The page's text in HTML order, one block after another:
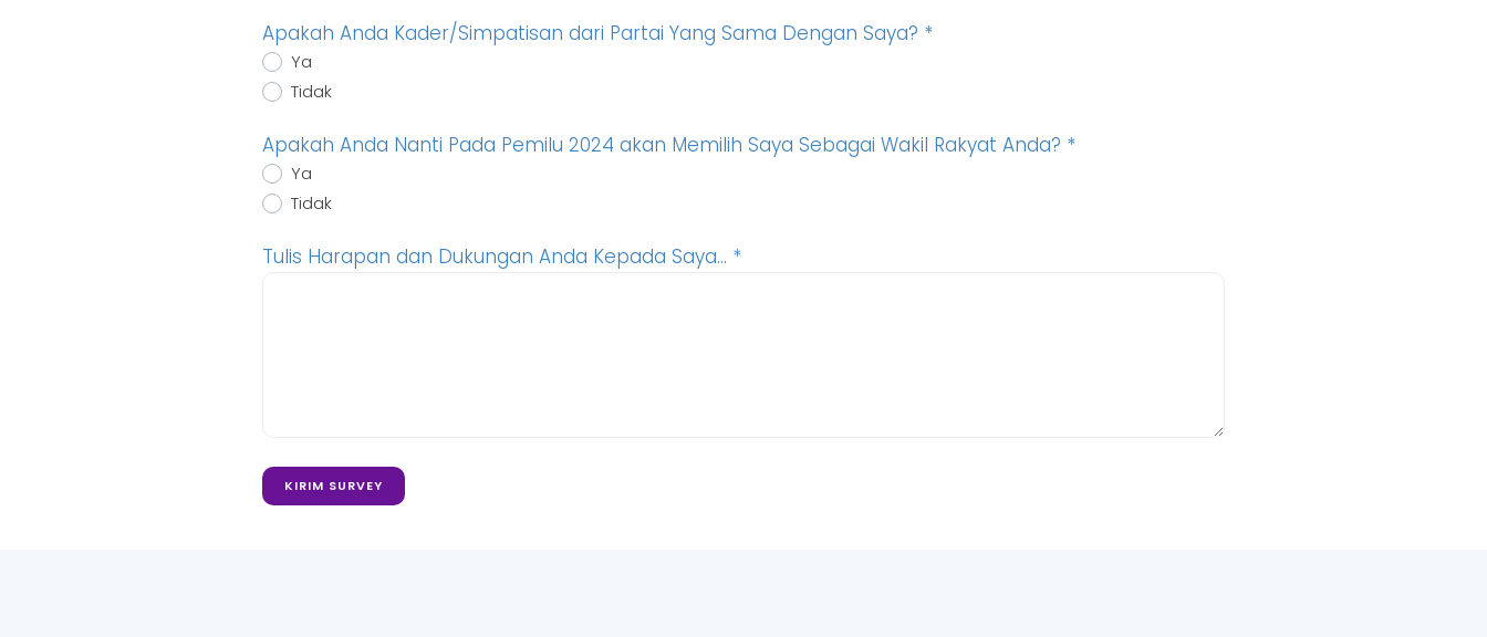
Apakah Anda Kader/Simpatisan dari Partai Yang Sama Dengan Saya? *
Ya
Tidak
Apakah Anda Nanti Pada Pemilu 2024 akan Memilih Saya Sebagai Wakil Rakyat Anda? *
Ya
Tidak
Tulis Harapan dan Dukungan Anda Kepada Saya... *
KIRIM SURVEY